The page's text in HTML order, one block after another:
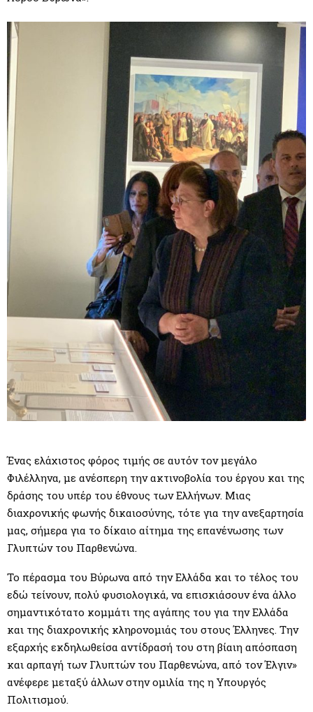
Ένας ελάχιστος φόρος τιμής σε αυτόν τον μεγάλο
Φιλέλληνα, με ανέσπερη την ακτινοβολία του έργου και της
δράσης του υπέρ του έθνους των Ελλήνων. Μιας
διαχρονικής φωνής δικαιοσύνης, τότε για την ανεξαρτησία
μας, σήμερα για το δίκαιο αίτημα της επανένωσης των
Γλυπτών του Παρθενώνα.
Το πέρασμα του Βύρωνα από την Ελλάδα και το τέλος του
εδώ τείνουν, πολύ φυσιολογικά, να επισκιάσουν ένα άλλο
σημαντικότατο κομμάτι της αγάπης του για την Ελλάδα
και της διαχρονικής κληρονομιάς του στους Έλληνες. Την
εξαρχής εκδηλωθείσα αντίδρασή του στη βίαιη απόσπαση
και αρπαγή των Γλυπτών του Παρθενώνα, από τον Έλγιν»
ανέφερε μεταξύ άλλων στην ομιλία της η Υπουργός
Πολιτισμού.